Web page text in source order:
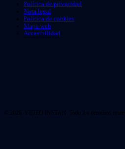
Política de privacidad
Nota legal
Política de cookies
Mapa web
Accesibilidad
© 2026. VIDEO INSTAN. Todo los derechos